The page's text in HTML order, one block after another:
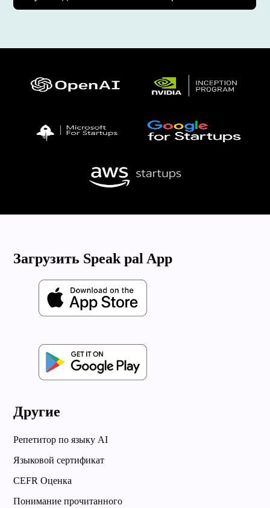
Загрузить Speak pal App
Другие
Репетитор по языку AI
Языковой сертификат
CEFR Оценка
Понимание прочитанного